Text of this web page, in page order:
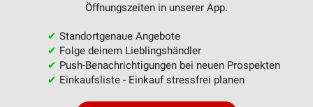
Öffnungszeiten in unserer App.
✔ Standortgenaue Angebote
✔ Folge deinem Lieblingshändler
✔ Push-Benachrichtigungen bei neuen Prospekten
✔ Einkaufsliste - Einkauf stressfrei planen